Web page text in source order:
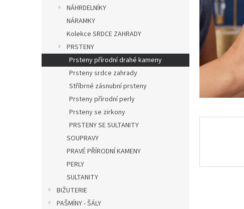
NÁHRDELNÍKY
NÁRAMKY
Kolekce SRDCE ZAHRADY
PRSTENY
Prsteny přírodní drahé kameny
Prsteny srdce zahrady
Stříbrné zásnubní prsteny
Prsteny přírodní perly
Prsteny se zirkony
PRSTENY SE SULTANITY
SOUPRAVY
PRAVÉ PŘÍRODNÍ KAMENY
PERLY
SULTANITY
BIŽUTERIE
PAŠMÍNY - ŠÁLY